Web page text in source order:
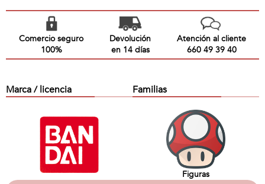
Comercio seguro
100%
Devolución
en 14 días
Atención al cliente
660 49 39 40
Marca / licencia Familias
Figuras